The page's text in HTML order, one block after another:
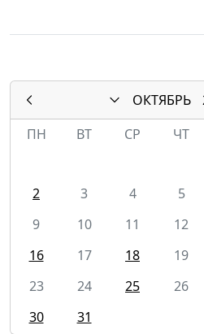
ОКТЯБРЬ
ПН
ВТ СР ЧТ
2
3 4 5
9
10 11 12
16
17 18 19
23
24 25 26
30
31